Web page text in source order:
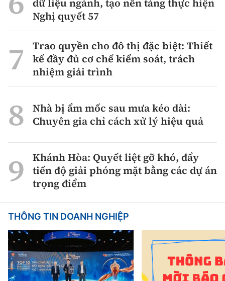
dữ liệu ngành, tạo nền tảng thực hiện
Nghị quyết 57
Trao quyền cho đô thị đặc biệt: Thiết
kế đầy đủ cơ chế kiểm soát, trách
nhiệm giải trình
Nhà bị ẩm mốc sau mưa kéo dài:
Chuyên gia chỉ cách xử lý hiệu quả
Khánh Hòa: Quyết liệt gỡ khó, đẩy
tiến độ giải phóng mặt bằng các dự án
trọng điểm
THÔNG TIN DOANH NGHIỆP